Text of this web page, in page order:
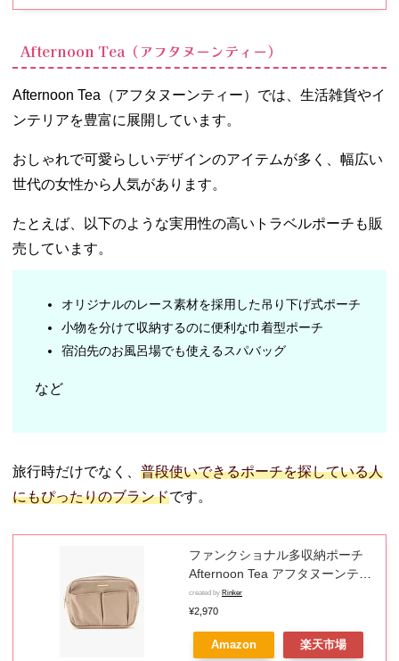
Afternoon Tea（アフタヌーンティー）
Afternoon Tea（アフタヌーンティー）では、生活雑貨やイ
ンテリアを豊富に展開しています。
おしゃれで可愛らしいデザインのアイテムが多く、幅広い
世代の女性から人気があります。
たとえば、以下のような実用性の高いトラベルポーチも販
売しています。
オリジナルのレース素材を採用した吊り下げ式ポーチ
小物を分けて収納するのに便利な巾着型ポーチ
宿泊先のお風呂場でも使えるスパバッグ
など
旅行時だけでなく、 普段使いできるポーチを探している人
にもぴったりのブランドです。
ファンクショナル多収納ポーチ
Afternoon Tea アフタヌーンティ
ー・リビング 財布・ポーチ・ケ
ース ポーチ ベージュ ネイビー
[Rakuten Fashion]
created by Rinker
¥2,970
Amazon 楽天市場